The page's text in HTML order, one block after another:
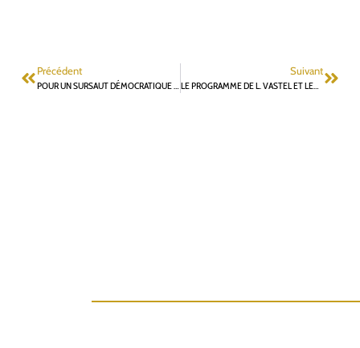
Précédent
POUR UN SURSAUT DÉMOCRATIQUE À FONTENAY-AUX-ROSES
Suivant
LE PROGRAMME DE L. VASTEL ET LES RISQUES D’HYPERDENSIFICATION